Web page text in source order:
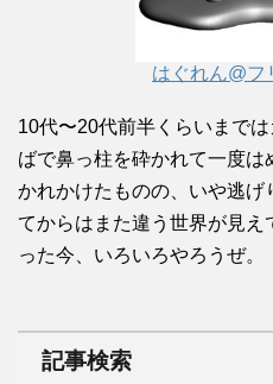
はぐれん@フ
10代〜20代前半くらいまで
ばで鼻っ柱を砕かれて一度
かれかけたものの、いや逃
てからはまた違う世界が見
った今、いろいろやろうぜ。
記事検索